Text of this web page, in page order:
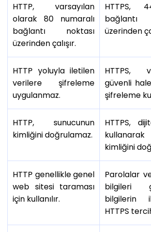
HTTP, varsayılan
olarak 80 numaralı
bağlantı noktası
üzerinden çalışır.
HTTPS,
üzerinden
HTTP yoluyla iletilen
verilere şifreleme
uygulanmaz.
HTTPS,
güvenli
şifreleme
HTTP, sunucunun
kimliğini doğrulamaz.
HTTPS,
kimliğini
HTTP genellikle genel
web sitesi taraması
için kullanılır.
Parolalar
bilgileri
bilgilerin
HTTPS